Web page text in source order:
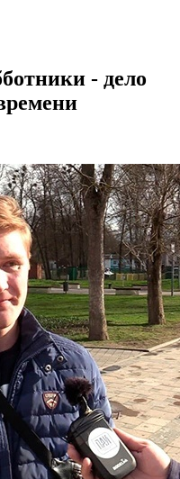
- дело